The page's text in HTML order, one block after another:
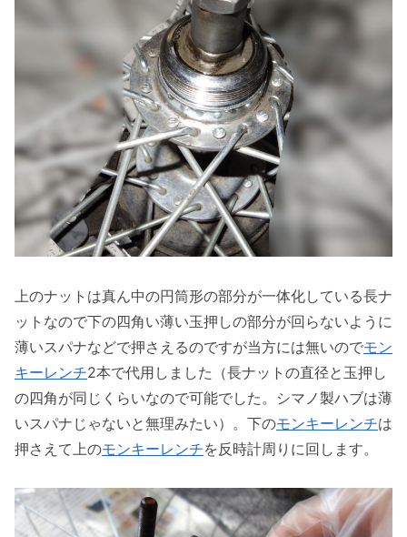
上のナットは真ん中の円筒形の部分が一体化している長ナ
ットなので下の四角い薄い玉押しの部分が回らないように
薄いスパナなどで押さえるのですが当方には無いのでモン
キーレンチ2本で代用しました（長ナットの直径と玉押し
の四角が同じくらいなので可能でした。シマノ製ハブは薄
いスパナじゃないと無理みたい）。下のモンキーレンチは
押さえて上のモンキーレンチを反時計周りに回します。